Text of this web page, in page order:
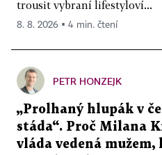
trousit vybraní lifestyloví...
8. 8. 2026 ▪ 4 min. čtení
PETR HONZEJK
„Prolhaný hlupák v
stáda“. Proč Milana
vláda vedená